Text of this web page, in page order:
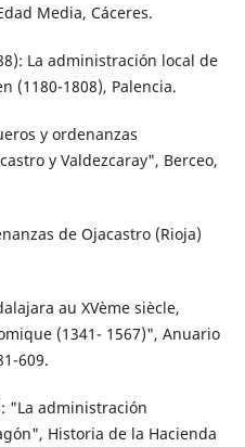
Media, Cáceres.
La administración local de
(1180-1808), Palencia.
y ordenanzas
y Valdezcaray", Berceo,
de Ojacastro (Rioja)
au XVème siècle,
(1341- 1567)", Anuario
609.
"La administración
Historia de la Hacienda